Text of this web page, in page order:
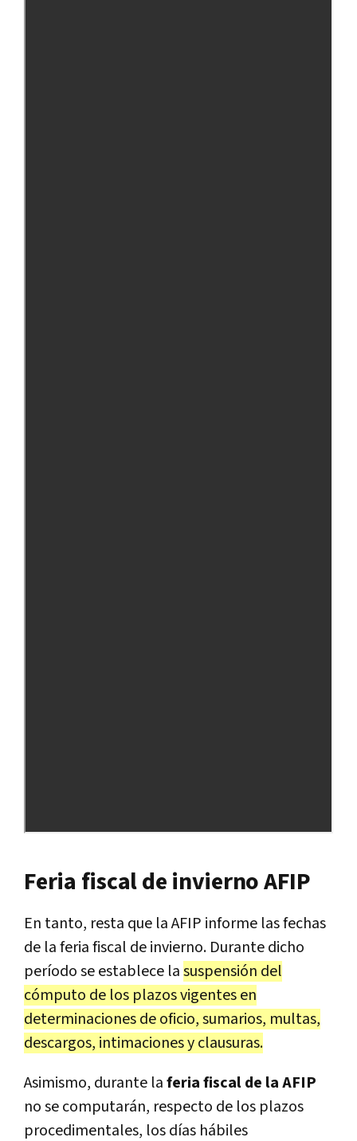
Feria fiscal de invierno AFIP
En tanto, resta que la AFIP informe las fechas
de la feria fiscal de invierno. Durante dicho
período se establece lasuspensión del
cómputo de los plazos vigentes en
determinaciones de oficio, sumarios, multas,
descargos, intimaciones y clausuras.
Asimismo, durante laferia fiscal de la AFIP
no se computarán, respecto de los plazos
procedimentales, los días hábiles